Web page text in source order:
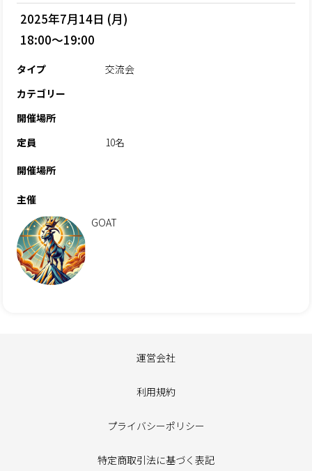
2025年7月14日 (月)
18:00～19:00
タイプ
交流会
カテゴリー
開催場所
定員
10名
開催場所
主催
GOAT
運営会社
利用規約
プライバシーポリシー
特定商取引法に基づく表記